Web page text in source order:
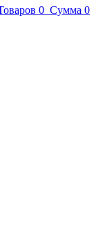
0 Сумма 0